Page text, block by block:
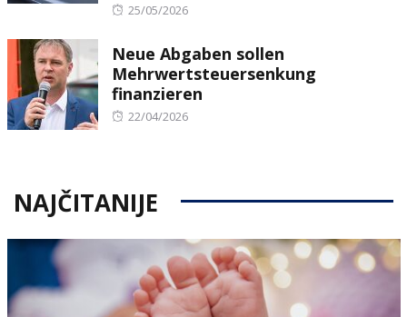
Posted
25/05/2026
Neue Abgaben sollen
Mehrwertsteuersenkung
finanzieren
Posted
22/04/2026
NAJČITANIJE